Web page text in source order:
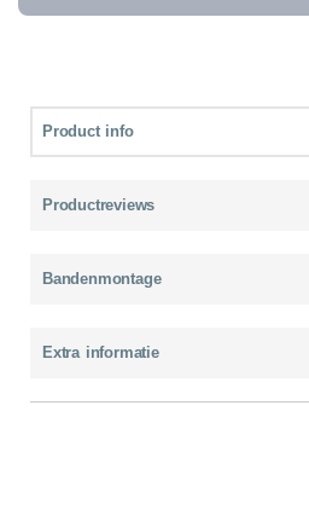
Product info
Productreviews
Bandenmontage
Extra informatie